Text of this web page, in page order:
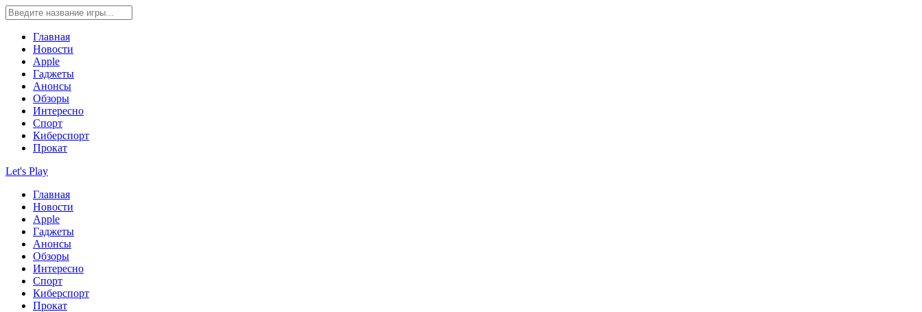
Главная
Новости
Apple
Гаджеты
Анонсы
Обзоры
Интересно
Спорт
Киберспорт
Прокат
Let's Play
Главная
Новости
Apple
Гаджеты
Анонсы
Обзоры
Интересно
Спорт
Киберспорт
Прокат